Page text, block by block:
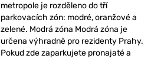
metropole je rozděleno do tří
parkovacích zón: modré, oranžové a
zelené. Modrá zóna Modrá zóna je
určena výhradně pro rezidenty Prahy.
Pokud zde zaparkujete pronajaté a